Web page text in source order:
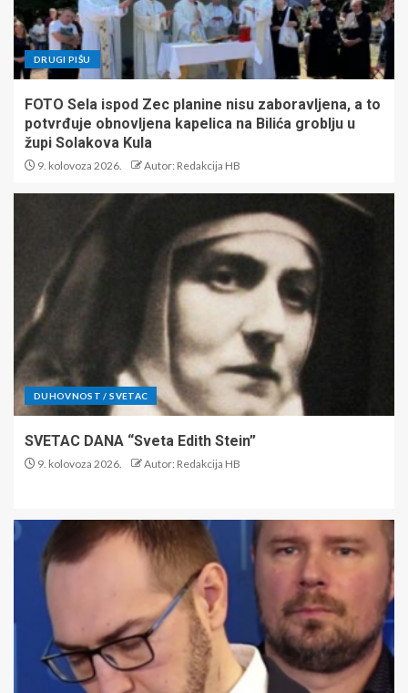
DRUGI PIŠU
FOTO Sela ispod Zec planine nisu zaboravljena, a to
potvrđuje obnovljena kapelica na Bilića groblju u
župi Solakova Kula
9. kolovoza 2026. Autor: Redakcija HB
DUHOVNOST / SVETAC
SVETAC DANA “Sveta Edith Stein”
9. kolovoza 2026. Autor: Redakcija HB